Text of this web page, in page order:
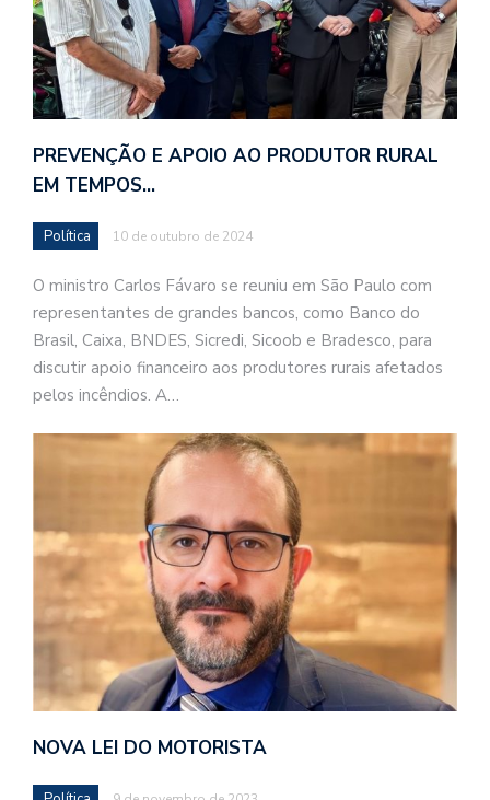
PREVENÇÃO E APOIO AO PRODUTOR RURAL
EM TEMPOS…
Política 10 de outubro de 2024
O ministro Carlos Fávaro se reuniu em São Paulo com
representantes de grandes bancos, como Banco do
Brasil, Caixa, BNDES, Sicredi, Sicoob e Bradesco, para
discutir apoio financeiro aos produtores rurais afetados
pelos incêndios. A…
NOVA LEI DO MOTORISTA